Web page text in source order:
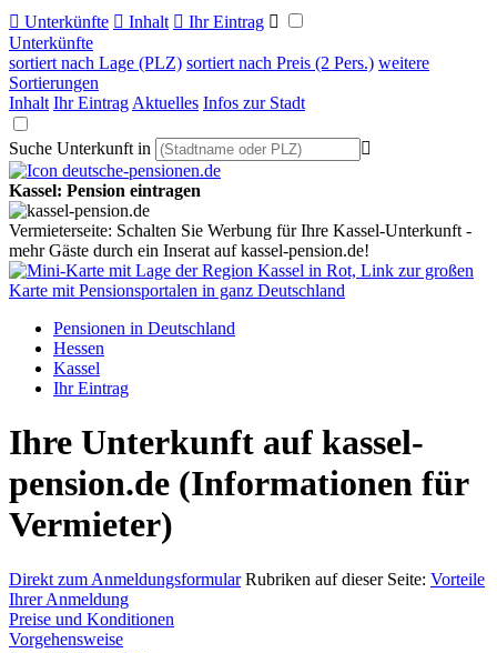
 Unterkünfte  Inhalt  Ihr Eintrag 
Unterkünfte
sortiert nach Lage (PLZ) sortiert nach Preis (2 Pers.) weitere
Sortierungen
Inhalt Ihr Eintrag Aktuelles Infos zur Stadt
Suche Unterkunft in 
Kassel: Pension eintragen
Vermieterseite: Schalten Sie Werbung für Ihre Kassel-Unterkunft -
mehr Gäste durch ein Inserat auf kassel-pension.de!
Pensionen in Deutschland
Hessen
Kassel
Ihr Eintrag
Ihre Unterkunft auf kassel-
pension.de (Informationen für
Vermieter)
Direkt zum Anmeldungsformular Rubriken auf dieser Seite: Vorteile
Ihrer Anmeldung
Preise und Konditionen
Vorgehensweise